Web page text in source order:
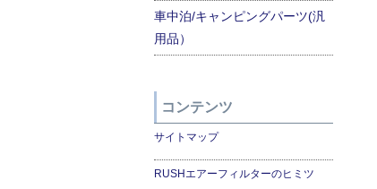
車中泊/キャンピングパーツ(汎
用品）
コンテンツ
サイトマップ
RUSHエアーフィルターのヒミツ